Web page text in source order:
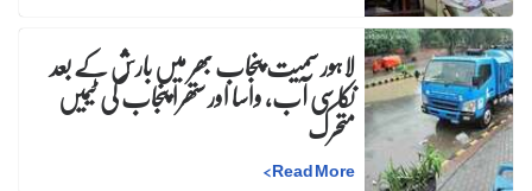
لاہور سمیت پنجاب بھر میں بارش کے بعد
نکاسی آب، واسا اور ستھرا پنجاب کی ٹیمیں
متحرک
Read More
>